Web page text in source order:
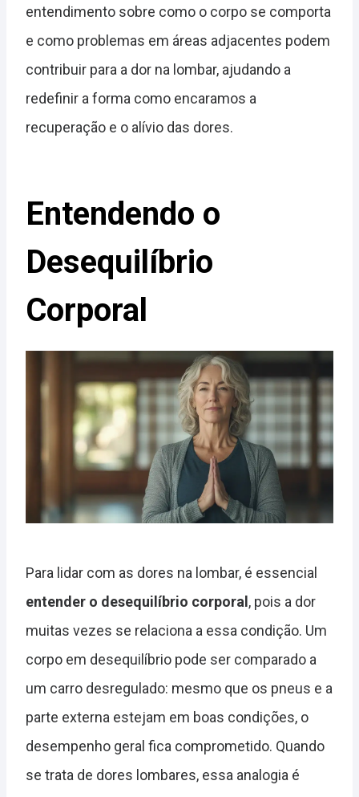
entendimento sobre como o corpo se comporta
e como problemas em áreas adjacentes podem
contribuir para a dor na lombar, ajudando a
redefinir a forma como encaramos a
recuperação e o alívio das dores.
Entendendo o
Desequilíbrio
Corporal
Para lidar com as dores na lombar, é essencial
entender o desequilíbrio corporal , pois a dor
muitas vezes se relaciona a essa condição. Um
corpo em desequilíbrio pode ser comparado a
um carro desregulado: mesmo que os pneus e a
parte externa estejam em boas condições, o
desempenho geral fica comprometido. Quando
se trata de dores lombares, essa analogia é